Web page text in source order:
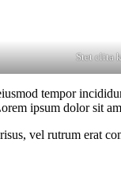
Stet clita
tempor
ipsum dolor sit
vel rutrum erat